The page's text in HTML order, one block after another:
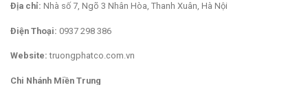
Địa chỉ: Nhà số 7, Ngõ 3 Nhân Hòa, Thanh Xuân, Hà Nội
Điện Thoại: 0937 298 386
Website: truongphatco.com.vn
Chi Nhánh Miền Trung